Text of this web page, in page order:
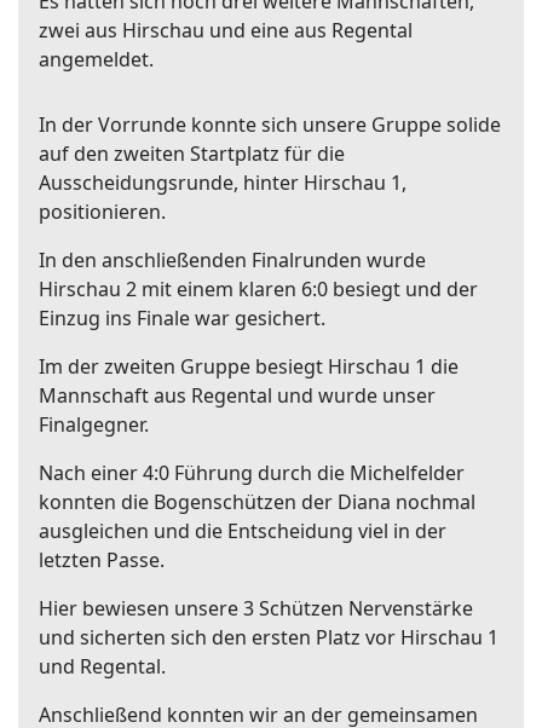
zwei aus Hirschau und eine aus Regental
angemeldet.
In der Vorrunde konnte sich unsere Gruppe solide
auf den zweiten Startplatz für die
Ausscheidungsrunde, hinter Hirschau 1,
positionieren.
In den anschließenden Finalrunden wurde
Hirschau 2 mit einem klaren 6:0 besiegt und der
Einzug ins Finale war gesichert.
Im der zweiten Gruppe besiegt Hirschau 1 die
Mannschaft aus Regental und wurde unser
Finalgegner.
Nach einer 4:0 Führung durch die Michelfelder
konnten die Bogenschützen der Diana nochmal
ausgleichen und die Entscheidung viel in der
letzten Passe.
Hier bewiesen unsere 3 Schützen Nervenstärke
und sicherten sich den ersten Platz vor Hirschau 1
und Regental.
Anschließend konnten wir an der gemeinsamen